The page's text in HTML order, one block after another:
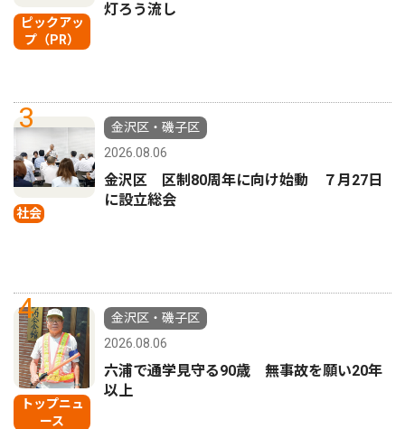
ピックアッ
プ（PR）
灯ろう流し
3
社会
金沢区・磯子区
2026.08.06
金沢区 区制80周年に向け始動 ７月27日
に設立総会
4
トップニュ
ース
金沢区・磯子区
2026.08.06
六浦で通学見守る90歳 無事故を願い20年
以上